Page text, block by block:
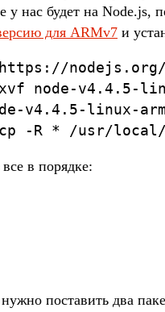
у нас будет на Node.js,
для ARMv7 и
node-v4.4.5-
v4.4.5-linux-
cp -R * /usr/local/
в порядке:
поставить два